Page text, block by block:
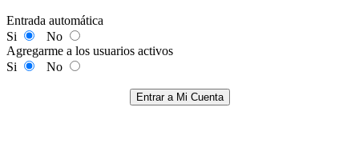
Entrada automática
Si
No
Agregarme a los usuarios activos
Si
No
Entrar a Mi Cuenta